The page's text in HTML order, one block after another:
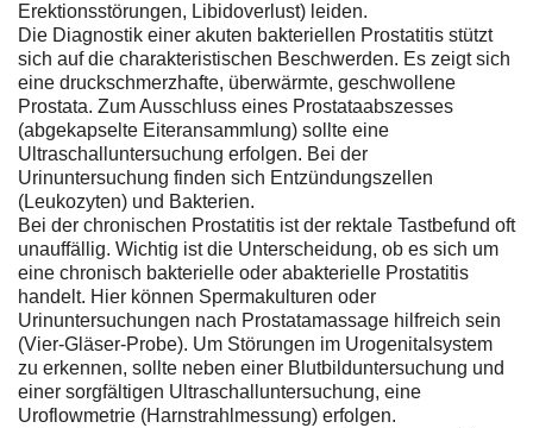
Erektionsstörungen, Libidoverlust) leiden.
Die Diagnostik einer akuten bakteriellen Prostatitis stützt
sich auf die charakteristischen Beschwerden. Es zeigt sich
eine druckschmerzhafte, überwärmte, geschwollene
Prostata. Zum Ausschluss eines Prostataabszesses
(abgekapselte Eiteransammlung) sollte eine
Ultraschalluntersuchung erfolgen. Bei der
Urinuntersuchung finden sich Entzündungszellen
(Leukozyten) und Bakterien.
Bei der chronischen Prostatitis ist der rektale Tastbefund oft
unauffällig. Wichtig ist die Unterscheidung, ob es sich um
eine chronisch bakterielle oder abakterielle Prostatitis
handelt. Hier können Spermakulturen oder
Urinuntersuchungen nach Prostatamassage hilfreich sein
(Vier-Gläser-Probe). Um Störungen im Urogenitalsystem
zu erkennen, sollte neben einer Blutbilduntersuchung und
einer sorgfältigen Ultraschalluntersuchung, eine
Uroflowmetrie (Harnstrahlmessung) erfolgen.